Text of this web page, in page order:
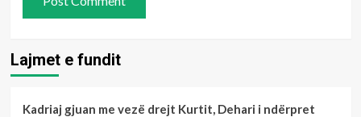
Lajmet e fundit
Kadriaj gjuan me vezë drejt Kurtit, Dehari i ndërpret